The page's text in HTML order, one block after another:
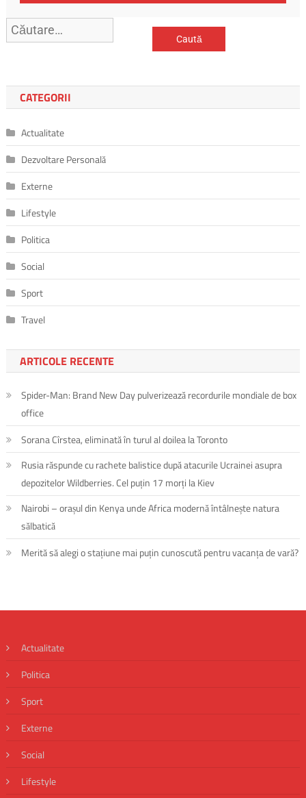
Caută
după:
CATEGORII
Actualitate
Dezvoltare Personală
Externe
Lifestyle
Politica
Social
Sport
Travel
ARTICOLE RECENTE
Spider-Man: Brand New Day pulverizează recordurile mondiale de box
office
Sorana Cîrstea, eliminată în turul al doilea la Toronto
Rusia răspunde cu rachete balistice după atacurile Ucrainei asupra
depozitelor Wildberries. Cel puțin 17 morți la Kiev
Nairobi – orașul din Kenya unde Africa modernă întâlnește natura
sălbatică
Merită să alegi o stațiune mai puțin cunoscută pentru vacanța de vară?
Actualitate
Politica
Sport
Externe
Social
Lifestyle